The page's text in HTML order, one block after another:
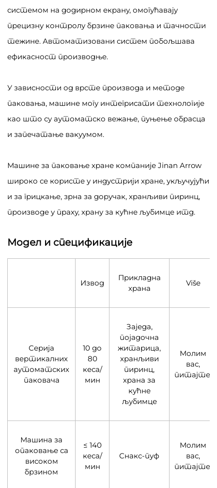
системом на додирном екрану, омогућавају
прецизну контролу брзине паковања и тачности
тежине. Автоматизовани систем побољшава
ефикасност производње.
У зависности од врсте производа и методе
паковања, машине могу интегрисати технологије
као што су аутоматско вежање, пуњење обрасца
и запечатање вакуумом.
Машине за паковање хране компаније Jinan Arrow
широко се користе у индустрији хране, укључујући
и за грицкање, зрна за доручак, хранљиви пиринц,
производе у праху, храну за кућне љубимце итд.
Модел и спецификације
Извод
Прикладна
храна
Više
Серија
вертикалних
аутоматских
паковача
10 до
80
кеса/
мин
Заједа,
појадочна
житарица,
хранљиви
пиринц,
храна за
кућне
љубимце
Молим
вас,
питајте.
Машина за
опаковање са
високом
брзином
≤ 140
кеса/
мин
Снакс-пуф
Молим
вас,
питајте.